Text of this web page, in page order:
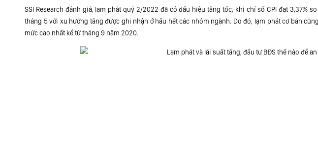
SSI Research đánh giá, lạm phát quý 2/2022 đã có dấu hiệu tăng tốc, khi chỉ số CPI đạt 3,37%
tháng 5 với xu hướng tăng được ghi nhận ở hầu hết các nhóm ngành. Do đó, lạm phát cơ bản
mức cao nhất kể từ tháng 9 năm 2020.